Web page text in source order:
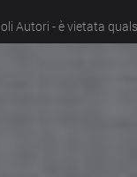
Autori - è vietata